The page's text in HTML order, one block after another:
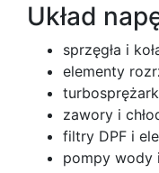
Układ
sprzęgła i
elementy
zawory i
filtry DPF i
pompy wody